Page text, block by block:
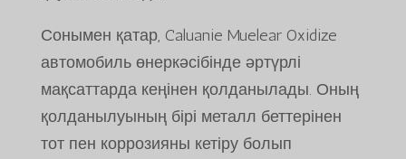
Сонымен қатар, Caluanie Muelear Oxidize
автомобиль өнеркәсібінде әртүрлі
мақсаттарда кеңінен қолданылады. Оның
қолданылуының бірі металл беттерінен
тот пен коррозияны кетіру болып